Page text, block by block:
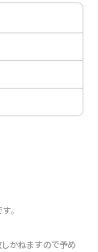
。
かねますので予め